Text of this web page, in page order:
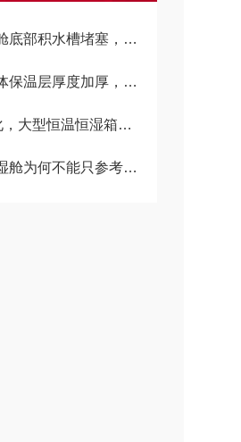
塞，会反向拉高箱内湿度吗？
加厚，会延长升降温时长吗？
加湿水箱材质怎么选不析出杂质？
参考小型箱温湿度精度标准？